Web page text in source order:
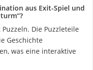
aus Exit-Spiel und
Die Puzzleteile
Geschichte
was eine interaktive